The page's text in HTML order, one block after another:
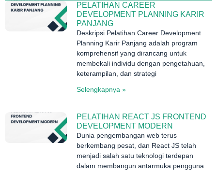
PELATIHAN CAREER
DEVELOPMENT PLANNING KARIR
PANJANG
Deskripsi Pelatihan Career Development
Planning Karir Panjang adalah program
komprehensif yang dirancang untuk
membekali individu dengan pengetahuan,
keterampilan, dan strategi
Selengkapnya »
PELATIHAN REACT JS FRONTEND
DEVELOPMENT MODERN
Dunia pengembangan web terus
berkembang pesat, dan React JS telah
menjadi salah satu teknologi terdepan
dalam membangun antarmuka pengguna